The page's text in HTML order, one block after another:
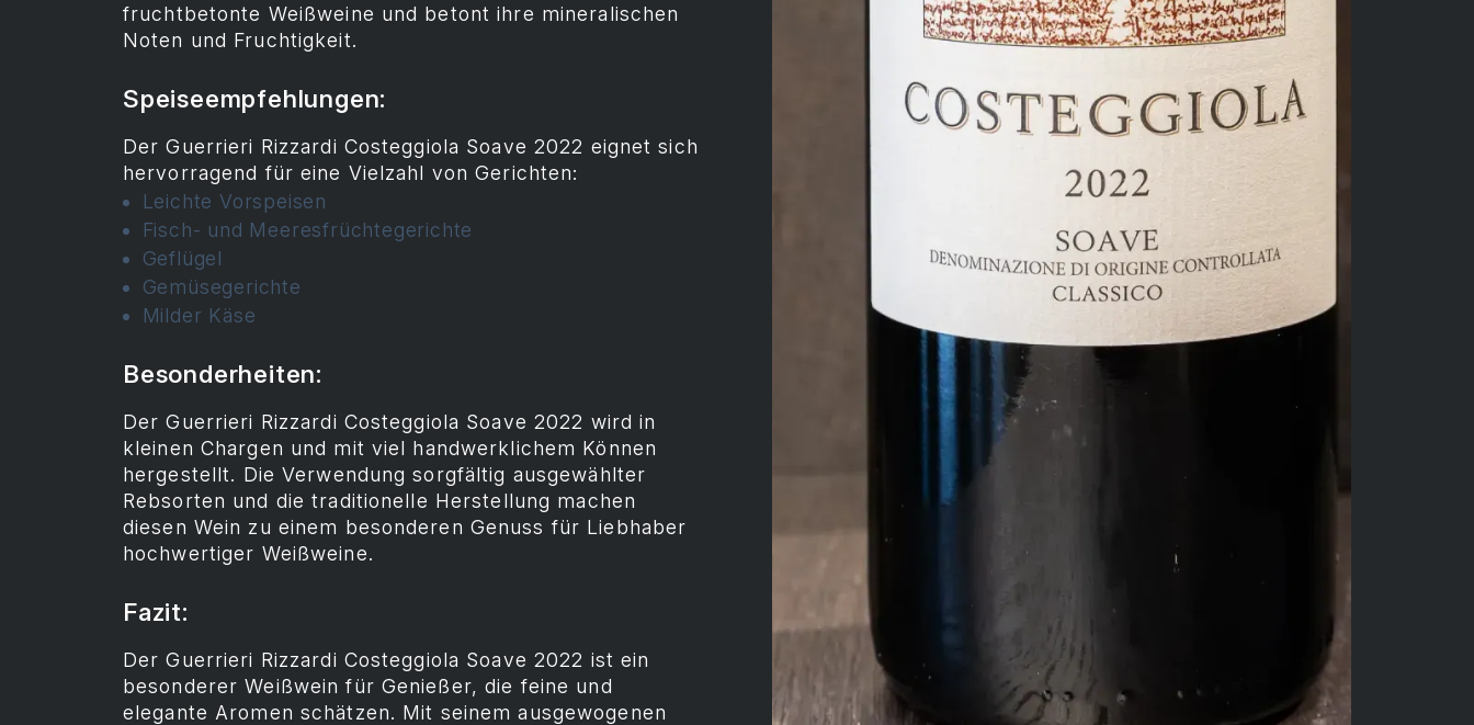
fruchtbetonte Weißweine und betont ihre mineralischen
Noten und Fruchtigkeit.
Speiseempfehlungen:
Der Guerrieri Rizzardi Costeggiola Soave 2022 eignet sich
hervorragend für eine Vielzahl von Gerichten:
Leichte Vorspeisen
Fisch- und Meeresfrüchtegerichte
Geflügel
Gemüsegerichte
Milder Käse
Besonderheiten:
Der Guerrieri Rizzardi Costeggiola Soave 2022 wird in
kleinen Chargen und mit viel handwerklichem Können
hergestellt. Die Verwendung sorgfältig ausgewählter
Rebsorten und die traditionelle Herstellung machen
diesen Wein zu einem besonderen Genuss für Liebhaber
hochwertiger Weißweine.
Fazit:
Der Guerrieri Rizzardi Costeggiola Soave 2022 ist ein
besonderer Weißwein für Genießer, die feine und
elegante Aromen schätzen. Mit seinem ausgewogenen